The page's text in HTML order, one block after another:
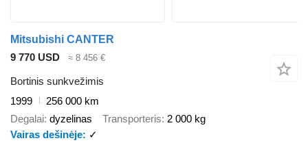
Mitsubishi CANTER
9 770 USD
≈ 8 456 €
Bortinis sunkvežimis
1999
256 000 km
Degalai dyzelinas Transporteris 2 000 kg
Vairas dešinėje
✓